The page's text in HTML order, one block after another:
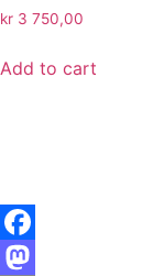
kr 3 750,00
Add to cart
Facebook